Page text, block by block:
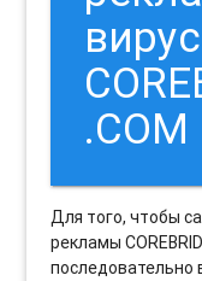
.COM
Для того, чтобы
рекламы
последовательно